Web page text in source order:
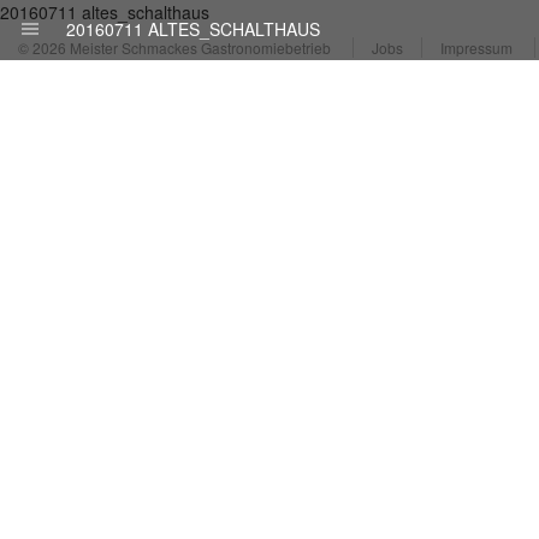
20160711 ALTES_SCHALTHAUS
20160711 altes_schalthaus
© 2026 Meister Schmackes Gastronomiebetrieb Jobs Impressum